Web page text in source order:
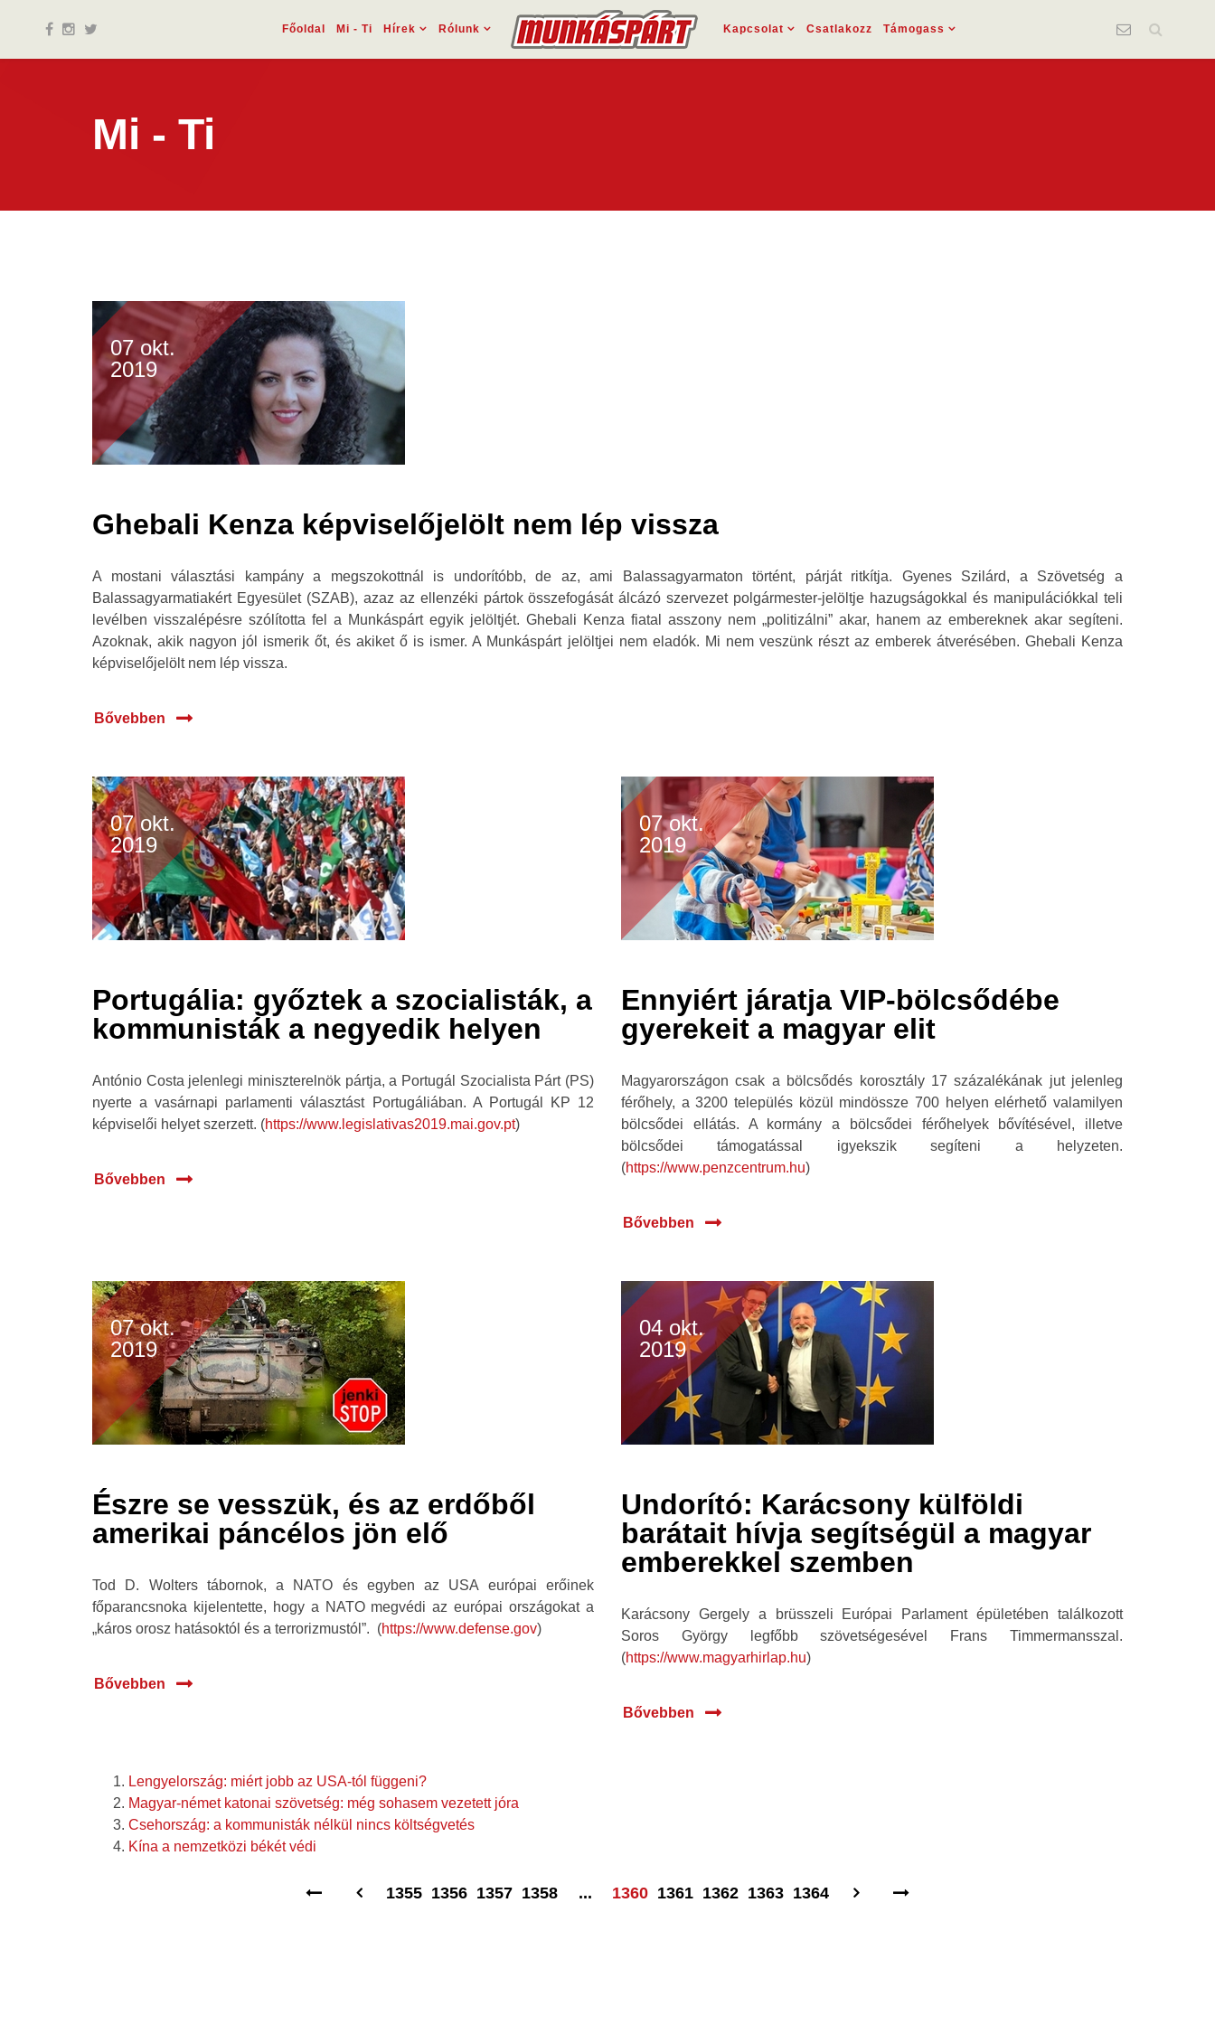
Főoldal Mi - Ti Hírek Rólunk Kapcsolat Csatlakozz Támogass
Mi - Ti
07 okt.
2019
Ghebali Kenza képviselőjelölt nem lép vissza
A mostani választási kampány a megszokottnál is undorítóbb, de az, ami Balassagyarmaton történt, párját ritkítja. Gyenes Szilárd, a Szövetség a
Balassagyarmatiakért Egyesület (SZAB), azaz az ellenzéki pártok összefogását álcázó szervezet polgármester-jelöltje hazugságokkal és manipulációkkal teli
levélben visszalépésre szólította fel a Munkáspárt egyik jelöltjét. Ghebali Kenza fiatal asszony nem „politizálni” akar, hanem az embereknek akar segíteni.
Azoknak, akik nagyon jól ismerik őt, és akiket ő is ismer. A Munkáspárt jelöltjei nem eladók. Mi nem veszünk részt az emberek átverésében. Ghebali Kenza
képviselőjelölt nem lép vissza.
Bővebben
07 okt.
2019
Portugália: győztek a szocialisták, a
kommunisták a negyedik helyen
António Costa jelenlegi miniszterelnök pártja, a Portugál Szocialista Párt (PS)
nyerte a vasárnapi parlamenti választást Portugáliában. A Portugál KP 12
képviselői helyet szerzett. (https://www.legislativas2019.mai.gov.pt)
Bővebben
07 okt.
2019
Ennyiért járatja VIP-bölcsődébe
gyerekeit a magyar elit
Magyarországon csak a bölcsődés korosztály 17 százalékának jut jelenleg
férőhely, a 3200 település közül mindössze 700 helyen elérhető valamilyen
bölcsődei ellátás. A kormány a bölcsődei férőhelyek bővítésével, illetve
bölcsődei támogatással igyekszik segíteni a helyzeten.
(https://www.penzcentrum.hu)
Bővebben
07 okt.
2019
Észre se vesszük, és az erdőből
amerikai páncélos jön elő
Tod D. Wolters tábornok, a NATO és egyben az USA európai erőinek
főparancsnoka kijelentette, hogy a NATO megvédi az európai országokat a
„káros orosz hatásoktól és a terrorizmustól”. (https://www.defense.gov)
Bővebben
04 okt.
2019
Undorító: Karácsony külföldi
barátait hívja segítségül a magyar
emberekkel szemben
Karácsony Gergely a brüsszeli Európai Parlament épületében találkozott
Soros György legfőbb szövetségesével Frans Timmermansszal.
(https://www.magyarhirlap.hu)
Bővebben
Lengyelország: miért jobb az USA-tól függeni?
Magyar-német katonai szövetség: még sohasem vezetett jóra
Csehország: a kommunisták nélkül nincs költségvetés
Kína a nemzetközi békét védi
1355 1356 1357 1358 ... 1360 1361 1362 1363 1364